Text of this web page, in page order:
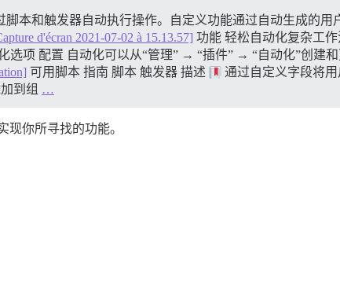
脚本和触发器自动执行操作。自定义功能通过自动生成的用
d'écran 2021-07-02 à 15.13.57] 功能 轻松自动化复杂工
选项 配置 自动化可以从“管理” → “插件” → “自动化”创建和
可用脚本 指南 脚本 触发器 描述 通过自定义字段将用
到组 …
现你所寻找的功能。